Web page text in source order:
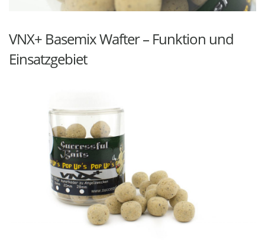
VNX+ Basemix Wafter – Funktion und
Einsatzgebiet